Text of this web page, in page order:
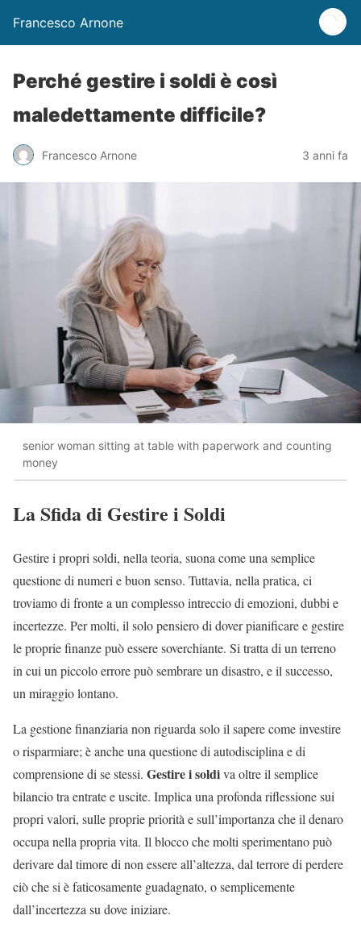
Francesco Arnone
Perché gestire i soldi è così
maledettamente difficile?
Francesco Arnone 3 anni fa
senior woman sitting at table with paperwork and counting
money
La Sfida di Gestire i Soldi
Gestire i propri soldi, nella teoria, suona come una semplice
questione di numeri e buon senso. Tuttavia, nella pratica, ci
troviamo di fronte a un complesso intreccio di emozioni, dubbi e
incertezze. Per molti, il solo pensiero di dover pianificare e gestire
le proprie finanze può essere soverchiante. Si tratta di un terreno
in cui un piccolo errore può sembrare un disastro, e il successo,
un miraggio lontano.
La gestione finanziaria non riguarda solo il sapere come investire
o risparmiare; è anche una questione di autodisciplina e di
comprensione di se stessi. Gestire i soldiva oltre il semplice
bilancio tra entrate e uscite. Implica una profonda riflessione sui
propri valori, sulle proprie priorità e sull’importanza che il denaro
occupa nella propria vita. Il blocco che molti sperimentano può
derivare dal timore di non essere all’altezza, dal terrore di perdere
ciò che si è faticosamente guadagnato, o semplicemente
dall’incertezza su dove iniziare.